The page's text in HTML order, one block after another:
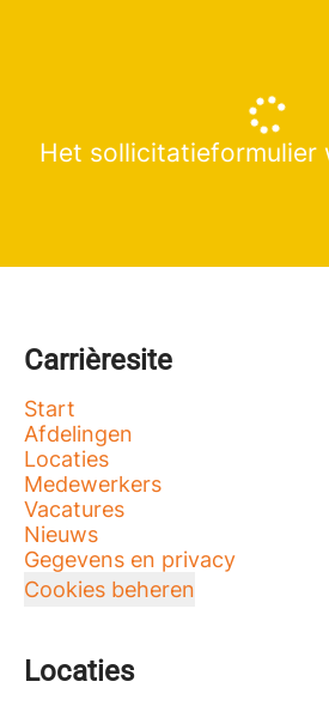
Het sollicitatieformulier
Carrièresite
Start
Afdelingen
Locaties
Medewerkers
Vacatures
Nieuws
Gegevens en privacy
Cookies beheren
Locaties